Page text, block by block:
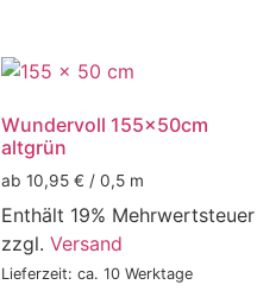
Wundervoll 155x50cm
altgrün
ab 10,95 € / 0,5 m
Enthält 19% Mehrwertsteuer
zzgl. Versand
Lieferzeit: ca. 10 Werktage